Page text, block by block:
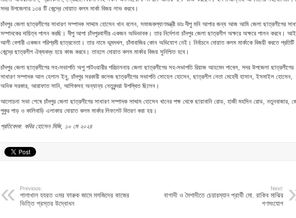
সদর উপজেলার ১৩৪ টি কেন্দ্রে দোয়াত কলম মার্কা বিজয় লাভ করবে।
চাঁদপুর জেলা ছাত্রলীগের সাধারণ সম্পাদক সাদ্দাম হোসেন খান বলেন, সমাজকল্যাণমন্ত্রী ডাঃ দীপু মনি আপার জন্য আজ আমি জেলা ছাত্রলীগের
সম্পাদকের দায়িত্ব পালন করছি। দীপু আপা চাঁদপুরবাসীর একজন অভিভাবক। তার নির্দেশনা চাঁদপুর জেলা ছাত্রলীগ অক্ষরে অক্ষরে পালন করবে।
আলী বেপারী একজন পরিশ্রমী ছাত্রনেতা। তার নামে ভূমদখল, চাঁদাবাজির কোন অভিযোগ নেই। নির্বাচনে দোয়াত কলম মার্কাকে বিজয়ী করতে প্রতিটি
কেন্দ্রে ছাত্রলীগ ঐক্যবদ্ধ হয়ে কাজ করবে। তাহলে দোয়াত কলম মার্কার বিজয় সুনিশ্চিত হবে।
চাঁদপুর জেলা ছাত্রলীগের সহ-সভাপতি অপু পাটওয়ারীর পরিচালনায় জেলা ছাত্রলীগের সহ-সভাপতি রিয়াজ আহমেদ পাবেল, সদর উপজেলা ছাত্রলীগের
সাধারণ সম্পাদক আল হেলাল ইনু, চাঁদপুর সরকারী কলেজ ছাত্রলীগের সভাপতি সোহেল হোসেন, ছাত্রলীগ নেতা মেহেদী হাসান, ইসমাইল হোসেন,
অনিক সরকার, আরাফাত সানি, আশিকসহ অন্যান্য নেতৃবৃন্দরা উপস্থিত ছিলেন।
আলোচনা সভা শেষে চাঁদপুর জেলা ছাত্রলীগের সাধারণ সম্পাদক সাদ্দাম হোসেন খানের পক্ষ থেকে ছায়াবানি রোড, হাজী মহসিন রোড, নতুনবাজার,
পুকুর পাড় ও কালিবাড়ি এলাকায় দোয়াত কলম মার্কার লিফলেট বিতরণ করা হয়।
প্রতিবেদক: কবির হোসেন মিজি, ১০ মে ২০২৪
Previous:
পালাখাল হযরত ওমর ফারুক জামে মসজিদের কাজের
ভিত্তি প্রস্তর উদ্বোধন
Next:
বাগাদী ও মৈশাদীতে চেয়ারম্যান প্রার্থী মো. রাকিব মাঝির
গণসংযোগ